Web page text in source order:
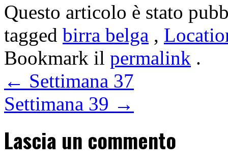
Questo articolo è stato
tagged birra belga ,
Bookmark il permalink .
← Settimana 37
Settimana 39 →
Lascia un commento